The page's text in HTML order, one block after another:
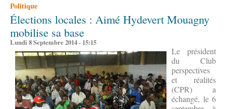
Politique
Élections locales : Aimé Hydevert Mouagny
mobilise sa base
Lundi 8 Septembre 2014 - 15:15
Le président
du Club
perspectives
et réalités
(CPR) a
échangé, le 6